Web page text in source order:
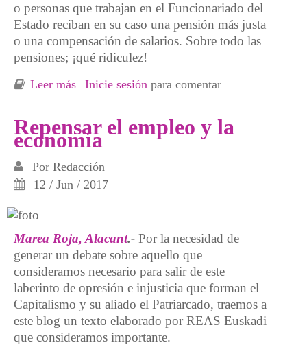
o personas que trabajan en el Funcionariado del
Estado reciban en su caso una pensión más justa
o una compensación de salarios. Sobre todo las
pensiones; ¡qué ridiculez!
Leer más sobre Replantear la atención ¿“por el
Inicie sesión para comentar
Repensar el empleo y la
economía
Por Redacción
12 / Jun / 2017
Marea Roja, Alacant.- Por la necesidad de
generar un debate sobre aquello que
consideramos necesario para salir de este
laberinto de opresión e injusticia que forman el
Capitalismo y su aliado el Patriarcado, traemos a
este blog un texto elaborado por REAS Euskadi
que consideramos importante.